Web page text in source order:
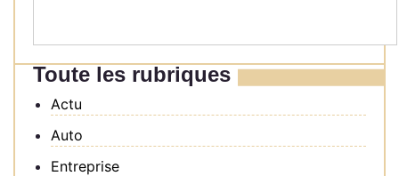
Toute les rubriques
Actu
Auto
Entreprise